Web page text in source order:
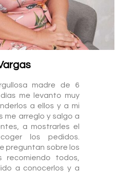
madre de 6
me levanto muy
a ellos y a mi
me arreglo y salgo a
a mostrarles el
los pedidos.
preguntan sobre los
recomiendo todos,
a conocerlos y a